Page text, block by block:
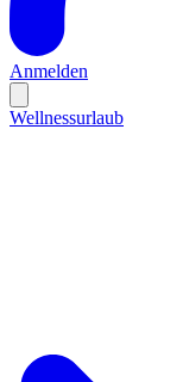
Anmelden
Wellnessurlaub